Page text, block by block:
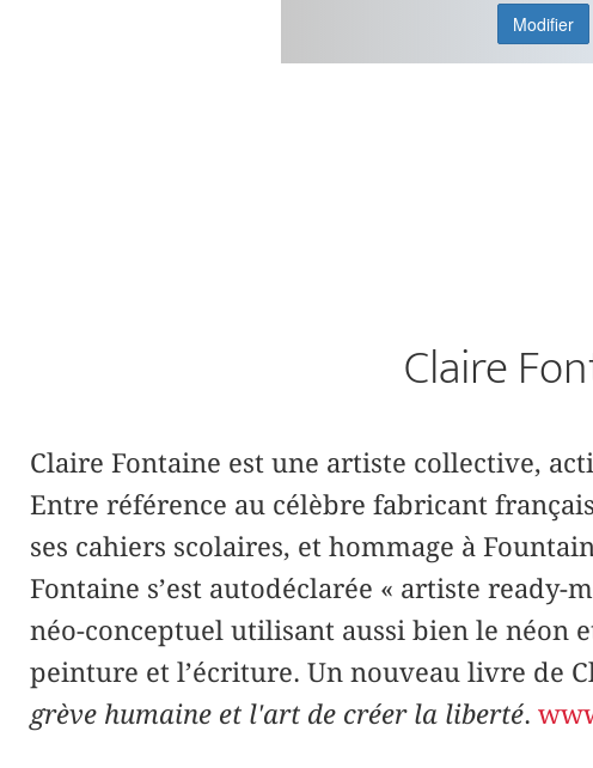
Modifier
Claire
Claire Fontaine est une artiste collective,
Entre référence au célèbre fabricant
ses cahiers scolaires, et hommage à
Fontaine s’est autodéclarée « artiste ready-
néo-conceptuel utilisant aussi bien le néon
peinture et l’écriture. Un nouveau livre de
grève humaine et l'art de créer la liberté.